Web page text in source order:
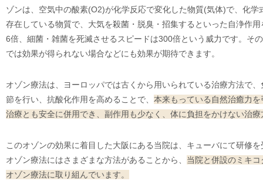
ゾンは、空気中の酸素(O2)が化学反応で変化した物質(気体)で、化
存在している物質で、大気を殺菌・脱臭・招集するといった自浄作
6倍、細菌・雑菌を死滅させるスピードは300倍という威力です。そ
では効果が得られない場合などにも効果が期待できます。
オゾン療法は、ヨーロッパでは古くから用いられている治療方法で
節を行い、抗酸化作用を高めることで、 本来もっている自然治癒力
治療とも安全に併用でき、副作用も少なく、体に負担をかけない治療
このオゾンの効果に着目した大阪にある当院は、キューバにて研修
オゾン療法にはさまざまな方法があることから、 当院と併設のミキ
オゾン療法に取り組んでいます。